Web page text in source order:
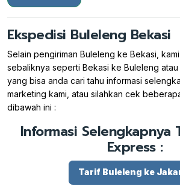
Ekspedisi Buleleng Bekasi
Selain pengiriman Buleleng ke Bekasi,
sebaliknya seperti Bekasi ke Buleleng atau
yang bisa anda cari tahu informasi
marketing kami, atau silahkan cek
dibawah ini :
Informasi Selengkapnya
Express :
Tarif Buleleng ke